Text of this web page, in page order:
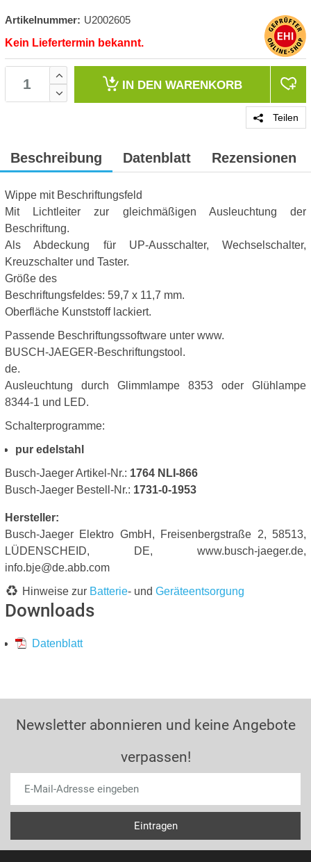
Artikelnummer: U2002605
Kein Liefertermin bekannt.
IN DEN WARENKORB
Teilen
Beschreibung Datenblatt Rezensionen
Wippe mit Beschriftungsfeld
Mit Lichtleiter zur gleichmäßigen Ausleuchtung der
Beschriftung.
Als Abdeckung für UP-Ausschalter, Wechselschalter,
Kreuzschalter und Taster.
Größe des
Beschriftungsfeldes: 59,7 x 11,7 mm.
Oberfläche Kunststoff lackiert.
Passende Beschriftungssoftware unter www.
BUSCH-JAEGER-Beschriftungstool.
de.
Ausleuchtung durch Glimmlampe 8353 oder Glühlampe
8344-1 und LED.
Schalterprogramme:
pur edelstahl
Busch-Jaeger Artikel-Nr.: 1764 NLI-866
Busch-Jaeger Bestell-Nr.: 1731-0-1953
Hersteller:
Busch-Jaeger Elektro GmbH, Freisenbergstraße 2, 58513,
LÜDENSCHEID, DE, www.busch-jaeger.de,
info.bje@de.abb.com
Hinweise zur Batterie- und Geräteentsorgung
Downloads
Datenblatt
Newsletter abonnieren und keine Angebote
verpassen!